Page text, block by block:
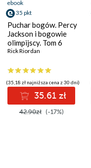
ebook
35 pkt
Puchar bogów. Percy
Jackson i bogowie
olimpijscy. Tom 6
Rick Riordan
(35,18 zł najniższa cena z 30 dni)
35.61 zł
42.90zł (-17%)